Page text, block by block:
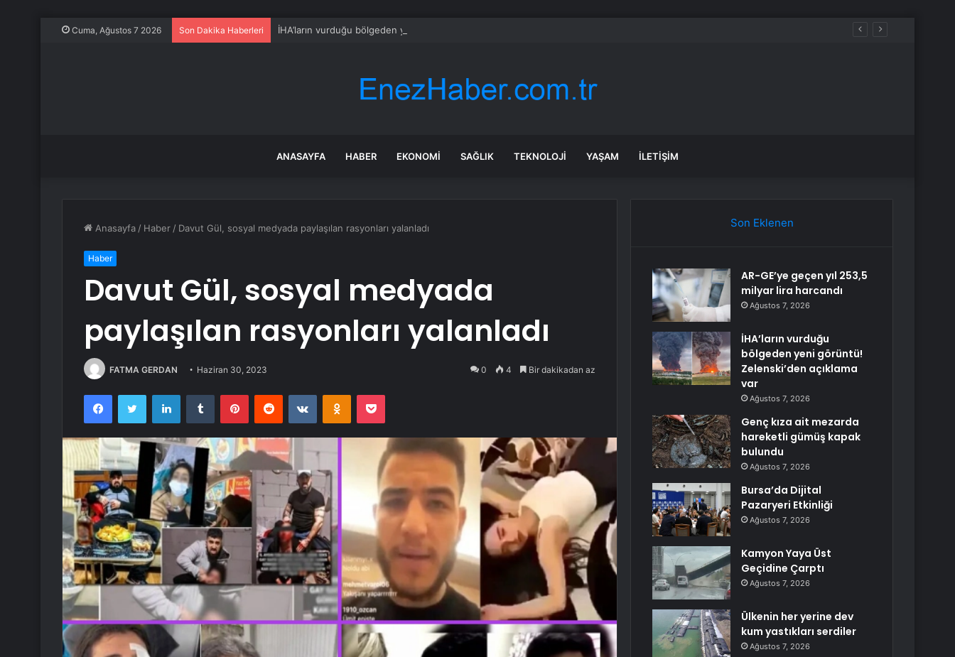
Cuma, Ağustos 7 2026 Son Dakika Haberleri İHA’ların vurduğu bölgeden yeni görüntü! Zelenski’den açıklama var
ANASAYFA HABER EKONOMI SAĞLIK TEKNOLOJI YAŞAM İLETIŞIM
Anasayfa / Haber / Davut Gül, sosyal medyada paylaşılan rasyonları yalanladı
Haber
Davut Gül, sosyal medyada
paylaşılan rasyonları yalanladı
FATMA GERDAN Haziran 30, 2023 0 4 Bir dakikadan az
FacebookTwitter LinkedInTumblr PinterestReddit VKontakteOdnoklassniki
Pocket
Son Eklenen
AR-GE’ye geçen yıl 253,5
milyar lira harcandı
Ağustos 7, 2026
İHA’ların vurduğu
bölgeden yeni görüntü!
Zelenski’den açıklama
var
Ağustos 7, 2026
Genç kıza ait mezarda
hareketli gümüş kapak
bulundu
Ağustos 7, 2026
Bursa’da Dijital
Pazaryeri Etkinliği
Ağustos 7, 2026
Kamyon Yaya Üst
Geçidine Çarptı
Ağustos 7, 2026
Ülkenin her yerine dev
kum yastıkları serdiler
Ağustos 7, 2026